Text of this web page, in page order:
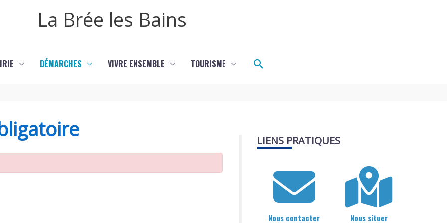
La Brée les Bains
DÉMARCHES VIVRE ENSEMBLE TOURISME Rechercher
LIENS PRATIQUES
Nous contacter Nous situer